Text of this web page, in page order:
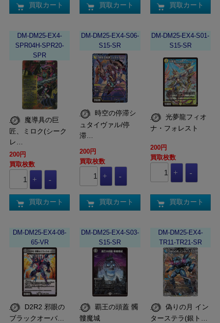
買取カート 買取カート 買取カート
DM-DM25-EX4-
SPR04H-SPR20-
SPR
匠、ミロク(シーク
レ…
200円
買取枚数
買取カート
DM-DM25-EX4-S06-
S15-SR
ュタイヴァル/停
滞…
200円
買取枚数
買取カート
DM-DM25-EX4-S01-
S15-SR
ナ・フォレスト
200円
買取枚数
買取カート
DM-DM25-EX4-08-
65-VR
ブラックオーバ…
DM-DM25-EX4-S03-
S15-SR
覇王の頭蓋 髑
髏魔城
DM-DM25-EX4-
TR11-TR21-SR
ターステラ(銀ト…